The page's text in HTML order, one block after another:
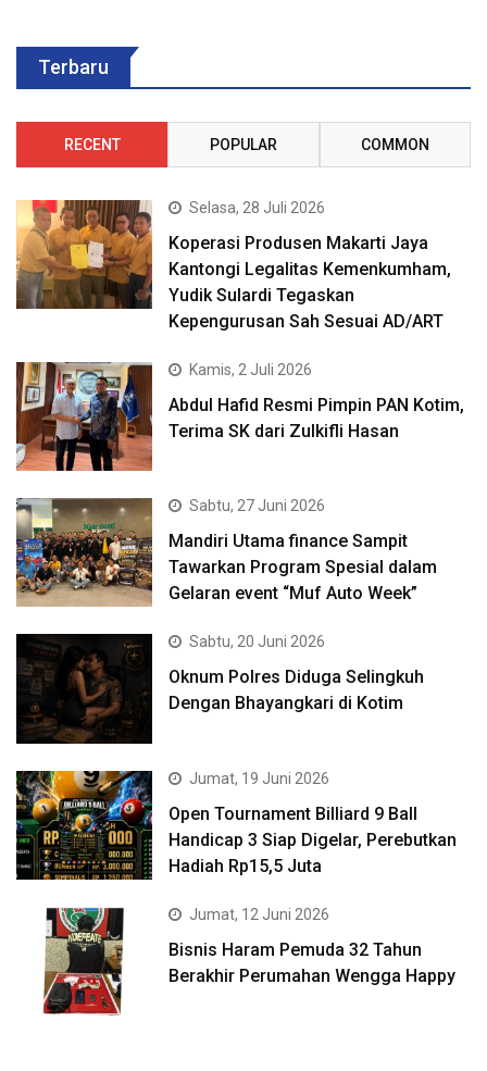
Terbaru
RECENT POPULAR COMMON
Selasa, 28 Juli 2026
Koperasi Produsen Makarti Jaya
Kantongi Legalitas Kemenkumham,
Yudik Sulardi Tegaskan
Kepengurusan Sah Sesuai AD/ART
Kamis, 2 Juli 2026
Abdul Hafid Resmi Pimpin PAN Kotim,
Terima SK dari Zulkifli Hasan
Sabtu, 27 Juni 2026
Mandiri Utama finance Sampit
Tawarkan Program Spesial dalam
Gelaran event “Muf Auto Week”
Sabtu, 20 Juni 2026
Oknum Polres Diduga Selingkuh
Dengan Bhayangkari di Kotim
Jumat, 19 Juni 2026
Open Tournament Billiard 9 Ball
Handicap 3 Siap Digelar, Perebutkan
Hadiah Rp15,5 Juta
Jumat, 12 Juni 2026
Bisnis Haram Pemuda 32 Tahun
Berakhir Perumahan Wengga Happy